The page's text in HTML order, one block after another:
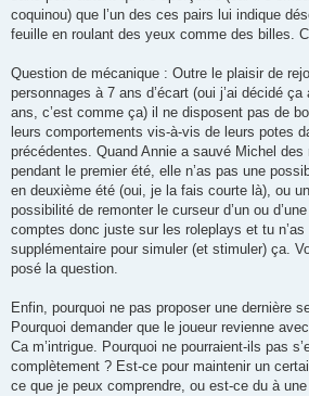
coquinou) que l’un des ces pairs lui indique
feuille en roulant des yeux comme des billes.
Question de mécanique : Outre le plaisir de
personnages à 7 ans d’écart (oui j’ai décidé
ans, c’est comme ça) il ne disposent pas de
leurs comportements vis-à-vis de leurs potes
précédentes. Quand Annie a sauvé Michel
pendant le premier été, elle n’as pas une
en deuxième été (oui, je la fais courte là), ou
possibilité de remonter le curseur d’un ou
comptes donc juste sur les roleplays et tu
supplémentaire pour simuler (et stimuler) ça.
posé la question.
Enfin, pourquoi ne pas proposer une dernière
Pourquoi demander que le joueur revienne
Ca m’intrigue. Pourquoi ne pourraient-ils pas
complètement ? Est-ce pour maintenir un
ce que je peux comprendre, ou est-ce du à